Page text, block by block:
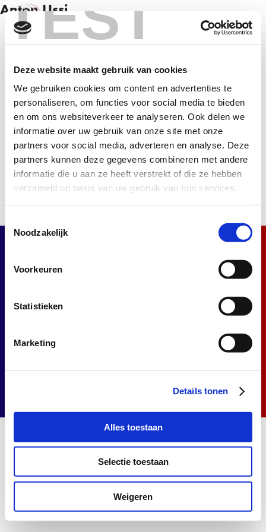
TEST
Deze website maakt gebruik van cookies
We gebruiken cookies om content en advertenties te
personaliseren, om functies voor social media te bieden
en om ons websiteverkeer te analyseren. Ook delen we
informatie over uw gebruik van onze site met onze
partners voor social media, adverteren en analyse. Deze
partners kunnen deze gegevens combineren met andere
informatie die u aan ze heeft verstrekt of die ze hebben
verzameld op basis van uw gebruik van hun services.
Noodzakelijk
Voorkeuren
Statistieken
Marketing
Details tonen
Alles toestaan
Selectie toestaan
Weigeren
Anton Ussi
Inschrijven
Schrijf je in voor de nieuwsbrief en ontvang het
laatste nieuws.
Inschrijven
Privacyverklaring
Cookieverklaring